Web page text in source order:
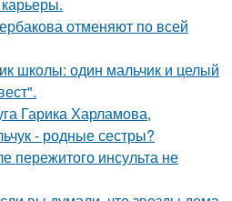
отменяют по всей
школы: один мальчик и целый
Гарика Харламова,
- родные сестры?
пережитого инсульта не